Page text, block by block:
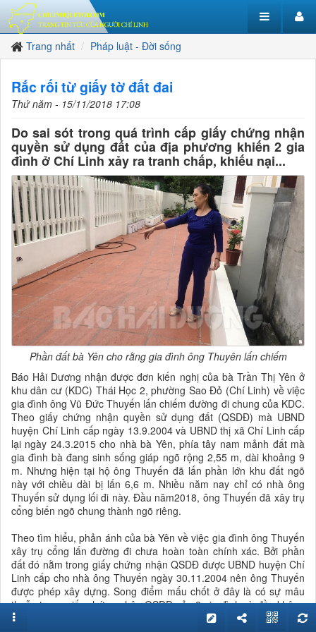
Trang nhất Pháp luật - Đời sống
Rắc rối từ giấy tờ đất đai
Thứ năm - 15/11/2018 17:08
Do sai sót trong quá trình cấp giấy chứng nhận
quyền sử dụng đất của địa phương khiến 2 gia
đình ở Chí Linh xảy ra tranh chấp, khiếu nại...
Phần đất bà Yên cho rằng gia đình ông Thuyên lấn chiếm
Báo Hải Dương nhận được đơn kiến nghị của bà Trần Thị Yên ở
khu dân cư (KDC) Thái Học 2, phường Sao Đỏ (Chí Linh) về việc
gia đình ông Vũ Đức Thuyến lấn chiếm đường đi chung của KDC.
Theo giấy chứng nhận quyền sử dụng đất (QSDĐ) mà UBND
huyện Chí Linh cấp ngày 13.9.2004 và UBND thị xã Chí Linh cấp
lại ngày 24.3.2015 cho nhà bà Yên, phía tây nam mảnh đất mà
gia đình bà đang sinh sống giáp ngõ rộng 2,55 m, dài khoảng 9
m. Nhưng hiện tại hộ ông Thuyến đã lấn phần lớn khu đất ngõ
này với chiều dài bị lấn 6,6 m. Nhiều năm nay chỉ có nhà ông
Thuyến sử dụng lối đi này. Đầu năm2018, ông Thuyến đã xây trụ
cổng biến ngõ chung thành ngõ riêng.
Theo tìm hiểu, phản ánh của bà Yên về việc gia đình ông Thuyến
xây trụ cổng lấn đường đi chưa hoàn toàn chính xác. Bởi phần
đất đó nằm trong giấy chứng nhận QSDĐ được UBND huyện Chí
Linh cấp cho nhà ông Thuyến ngày 30.11.2004 nên ông Thuyến
được phép xây dựng. Song điểm mấu chốt ở đây là có sự mâu
thuẫn trong giấy chứng nhận QSDĐ của 2 gia đình và đều không
giống với bản đồ đo đạc đất dân cư năm 1993 được lưu giữ tại